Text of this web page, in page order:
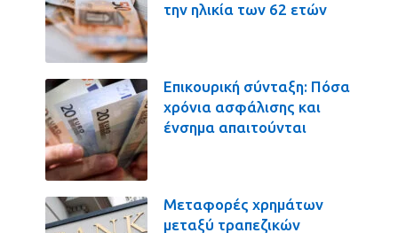
την ηλικία των 62 ετών
Επικουρική σύνταξη: Πόσα
χρόνια ασφάλισης και
ένσημα απαιτούνται
Μεταφορές χρημάτων
μεταξύ τραπεζικών